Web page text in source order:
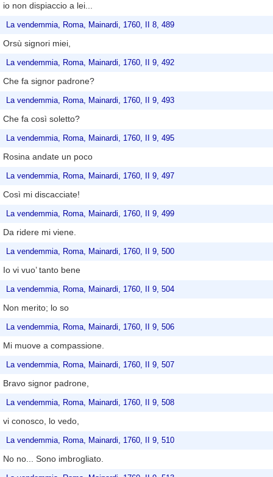
io non dispiaccio a lei...
La vendemmia, Roma, Mainardi, 1760, II 8, 489
Orsù signori miei,
La vendemmia, Roma, Mainardi, 1760, II 9, 492
Che fa signor padrone?
La vendemmia, Roma, Mainardi, 1760, II 9, 493
Che fa così soletto?
La vendemmia, Roma, Mainardi, 1760, II 9, 495
Rosina andate un poco
La vendemmia, Roma, Mainardi, 1760, II 9, 497
Così mi discacciate!
La vendemmia, Roma, Mainardi, 1760, II 9, 499
Da ridere mi viene.
La vendemmia, Roma, Mainardi, 1760, II 9, 500
Io vi vuo’ tanto bene
La vendemmia, Roma, Mainardi, 1760, II 9, 504
Non merito; lo so
La vendemmia, Roma, Mainardi, 1760, II 9, 506
Mi muove a compassione.
La vendemmia, Roma, Mainardi, 1760, II 9, 507
Bravo signor padrone,
La vendemmia, Roma, Mainardi, 1760, II 9, 508
vi conosco, lo vedo,
La vendemmia, Roma, Mainardi, 1760, II 9, 510
No no... Sono imbrogliato.